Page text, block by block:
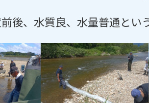
後、水質良、水量普通とい